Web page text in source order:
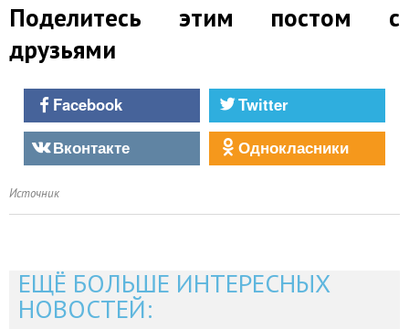
Поделитесь этим постом с
друзьями
Facebook
Twitter
Вконтакте
Однокласники
Источник
ЕЩЁ БОЛЬШЕ ИНТЕРЕСНЫХ
НОВОСТЕЙ: